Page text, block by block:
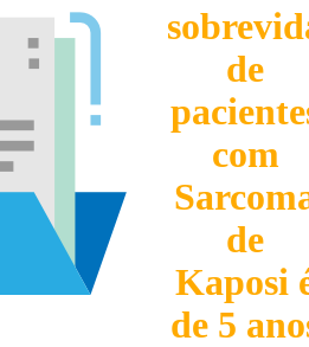
de
com
de
Kaposi
de 5